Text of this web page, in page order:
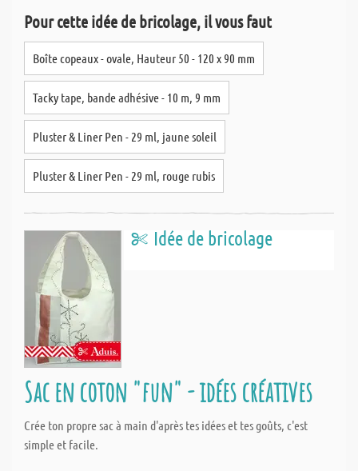
Pour cette idée de bricolage, il vous faut
Boîte copeaux - ovale, Hauteur 50 - 120 x 90 mm
Tacky tape, bande adhésive - 10 m, 9 mm
Pluster & Liner Pen - 29 ml, jaune soleil
Pluster & Liner Pen - 29 ml, rouge rubis
Idée de bricolage
Sac en coton "fun" - idées créatives
Crée ton propre sac à main d'après tes idées et tes goûts, c'est
simple et facile.